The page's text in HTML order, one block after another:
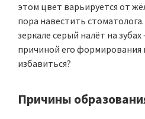
этом цвет варьируется от
пора навестить
зеркале серый налёт на
причиной его формирования
избавиться?
Причины